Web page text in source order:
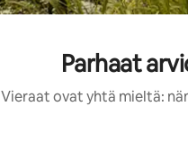
Parhaat
Vieraat ovat yhtä mieltä: